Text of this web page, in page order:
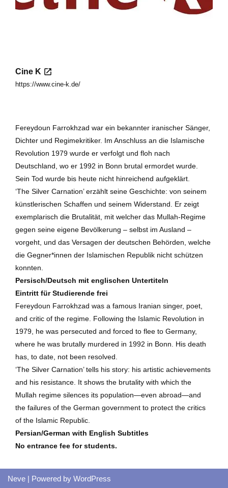
Cine K
https://www.cine-k.de/
Fereydoun Farrokhzad war ein bekannter iranischer Sänger,
Dichter und Regimekritiker. Im Anschluss an die Islamische
Revolution 1979 wurde er verfolgt und floh nach
Deutschland, wo er 1992 in Bonn brutal ermordet wurde.
Sein Tod wurde bis heute nicht hinreichend aufgeklärt.
‘The Silver Carnation’ erzählt seine Geschichte: von seinem
künstlerischen Schaffen und seinem Widerstand. Er zeigt
exemplarisch die Brutalität, mit welcher das Mullah-Regime
gegen seine eigene Bevölkerung – selbst im Ausland –
vorgeht, und das Versagen der deutschen Behörden, welche
die Gegner*innen der Islamischen Republik nicht schützen
konnten.
Persisch/Deutsch mit englischen Untertiteln
Eintritt für Studierende frei
Fereydoun Farrokhzad was a famous Iranian singer, poet,
and critic of the regime. Following the Islamic Revolution in
1979, he was persecuted and forced to flee to Germany,
where he was brutally murdered in 1992 in Bonn. His death
has, to date, not been resolved.
‘The Silver Carnation’ tells his story: his artistic achievements
and his resistance. It shows the brutality with which the
Mullah regime silences its population—even abroad—and
the failures of the German government to protect the critics
of the Islamic Republic.
Persian/German with English Subtitles
No entrance fee for students.
Neve | Powered by WordPress